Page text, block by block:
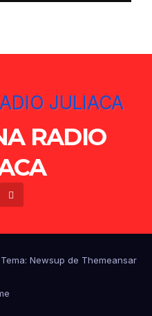
RADIO
Tema: Newsup de Themeansar